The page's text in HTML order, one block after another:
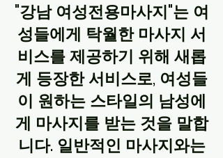
"강남 여성전용마사지"는 여
성들에게 탁월한 마사지 서
비스를 제공하기 위해 새롭
게 등장한 서비스로, 여성들
이 원하는 스타일의 남성에
게 마사지를 받는 것을 말합
니다. 일반적인 마사지와는